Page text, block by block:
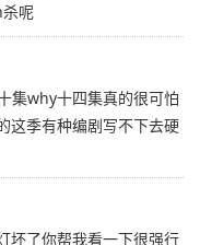
呢
集why十四集真的很可怕
这季有种编剧写不下去硬
坏了你帮我看一下很强行